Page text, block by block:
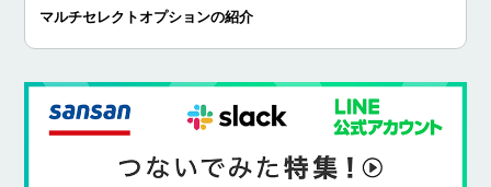
マルチセレクトオプションの紹介